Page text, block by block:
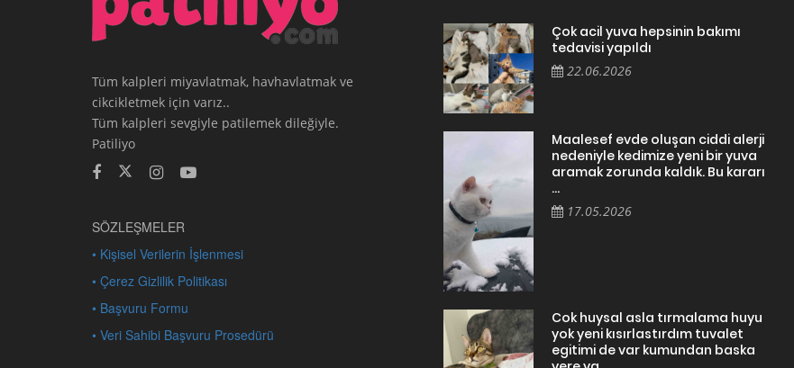
Tüm kalpleri miyavlatmak, havhavlatmak ve
cikcikletmek için varız..
Tüm kalpleri sevgiyle patilemek dileğiyle.
Patiliyo
SÖZLEŞMELER
• Kişisel Verilerin İşlenmesi
• Çerez Gizlilik Politikası
• Başvuru Formu
• Veri Sahibi Başvuru Prosedürü
Çok acil yuva hepsinin bakımı
tedavisi yapıldı
22.06.2026
Maalesef evde oluşan ciddi alerji
nedeniyle kedimize yeni bir yuva
aramak zorunda kaldık. Bu kararı
...
17.05.2026
Cok huysal asla tırmalama huyu
yok yeni kısırlastırdım tuvalet
egitimi de var kumundan baska